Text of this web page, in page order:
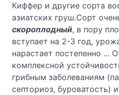
Киффер и другие сорта
азиатских груш.Сорт
скороплодный, в пору
вступает на 2-3 год,
нарастает постепенно ...
комплексной
грибным заболеваниям
септориоз, буроватость) и